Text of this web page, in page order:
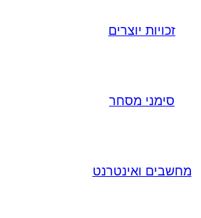
זכויות יוצרים
סימני מסחר
מחשבים ואינטרנט